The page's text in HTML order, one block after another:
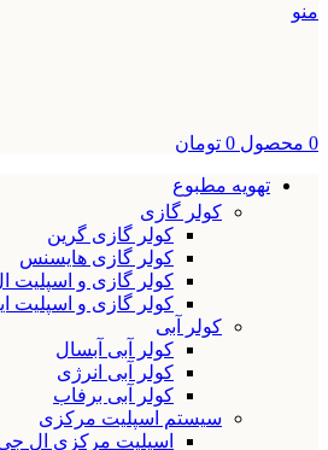
منو
0 محصول 0 تومان
تهویه مطبوع
کولر گازی
کولر گازی گرین
کولر گازی هایسنس
کولر گازی و اسپلیت
کولر گازی و اسپلیت
کولر آبی
کولر آبی آبسال
کولر آبی انرژی
کولر آبی برفاب
سیستم اسپلیت مرکزی
اسپلیت مرکزی ال